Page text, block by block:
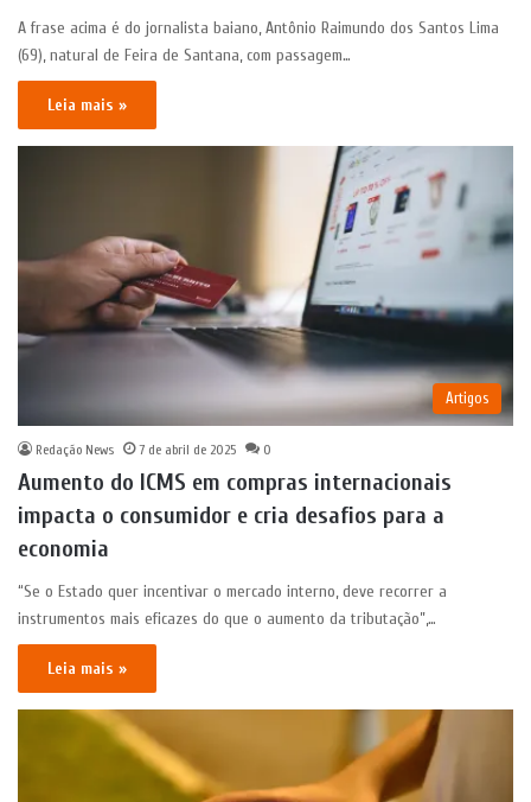
A frase acima é do jornalista baiano, Antônio Raimundo dos Santos Lima
(69), natural de Feira de Santana, com passagem…
Leia mais »
Artigos
Redação News 7 de abril de 2025 0
Aumento do ICMS em compras internacionais
impacta o consumidor e cria desafios para a
economia
“Se o Estado quer incentivar o mercado interno, deve recorrer a
instrumentos mais eficazes do que o aumento da tributação”,…
Leia mais »